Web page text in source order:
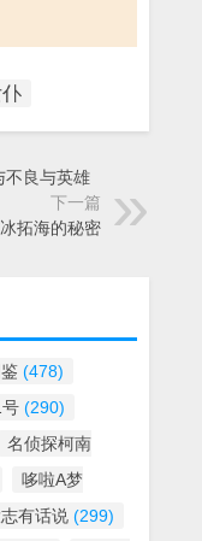
不良与英雄
下一篇
拓海的秘密
(478)
(290)
名侦探柯南
哆啦A梦
有话说 (299)